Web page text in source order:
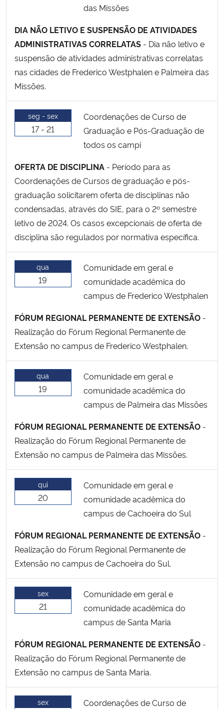
das Missões
DIA NÃO LETIVO E SUSPENSÃO DE ATIVIDADES
ADMINISTRATIVAS CORRELATAS - Dia não letivo e
suspensão de atividades administrativas correlatas
nas cidades de Frederico Westphalen e Palmeira das
Missões.
seg - sex
17 - 21
Coordenações de Curso de
Graduação e Pós-Graduação de
todos os campi
OFERTA DE DISCIPLINA - Período para as
Coordenações de Cursos de graduação e pós-
graduação solicitarem oferta de disciplinas não
condensadas, através do SIE, para o 2º semestre
letivo de 2024. Os casos excepcionais de oferta de
disciplina são regulados por normativa específica.
qua
19
Comunidade em geral e
comunidade acadêmica do
campus de Frederico Westphalen
FÓRUM REGIONAL PERMANENTE DE EXTENSÃO -
Realização do Fórum Regional Permanente de
Extensão no campus de Frederico Westphalen.
qua
19
Comunidade em geral e
comunidade acadêmica do
campus de Palmeira das Missões
FÓRUM REGIONAL PERMANENTE DE EXTENSÃO -
Realização do Fórum Regional Permanente de
Extensão no campus de Palmeira das Missões.
qui
20
Comunidade em geral e
comunidade acadêmica do
campus de Cachoeira do Sul
FÓRUM REGIONAL PERMANENTE DE EXTENSÃO -
Realização do Fórum Regional Permanente de
Extensão no campus de Cachoeira do Sul.
sex
21
Comunidade em geral e
comunidade acadêmica do
campus de Santa Maria
FÓRUM REGIONAL PERMANENTE DE EXTENSÃO -
Realização do Fórum Regional Permanente de
Extensão no campus de Santa Maria.
sex
Coordenações de Curso de